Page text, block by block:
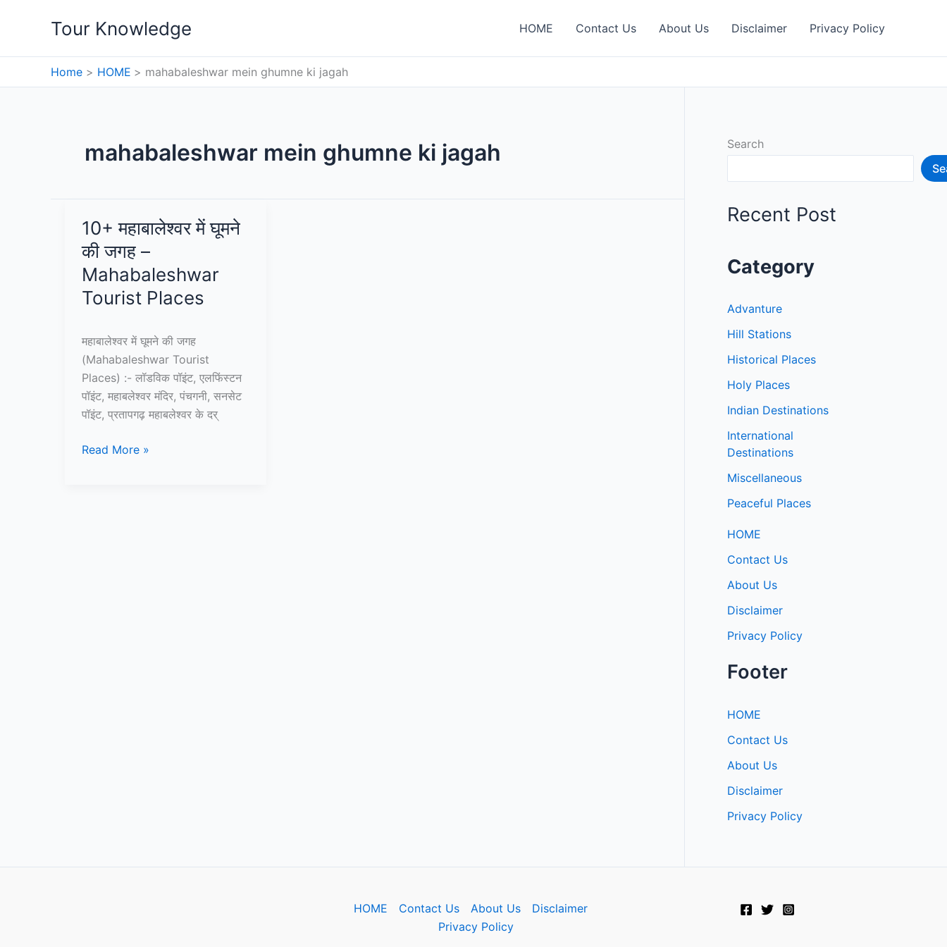
Tour Knowledge HOME Contact Us About Us Disclaimer Privacy Policy
Home HOME mahabaleshwar mein ghumne ki jagah
mahabaleshwar mein ghumne ki jagah
10+ महाबालेश्वर में घूमने
की जगह –
Mahabaleshwar
Tourist Places
महाबालेश्वर में घूमने की जगह
(Mahabaleshwar Tourist
Places) :- लॉडविक पॉइंट, एलफिंस्टन
पॉइंट, महाबलेश्वर मंदिर, पंचगनी, सनसेट
पॉइंट, प्रतापगढ़ महाबलेश्वर के दर्
10+
Read More »
Search
Recent Post
Category
Advanture
Hill Stations
Historical Places
Holy Places
Indian Destinations
International
Destinations
Miscellaneous
Peaceful Places
HOME
Contact Us
About Us
Disclaimer
Privacy Policy
Footer
HOME
Contact Us
About Us
Disclaimer
Privacy Policy
HOME Contact Us About Us
Disclaimer
Privacy Policy